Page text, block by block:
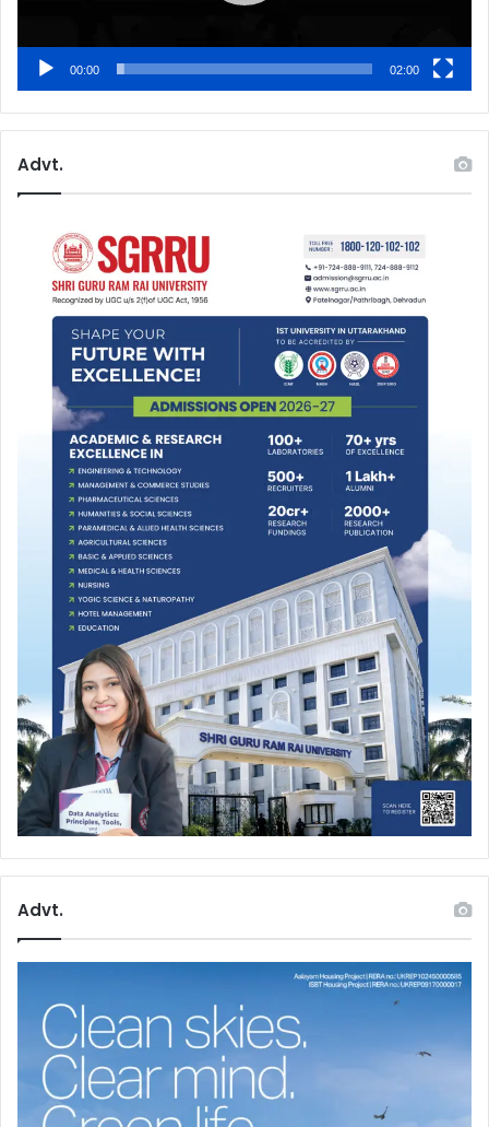
00:00 02:00
Advt.
Advt.